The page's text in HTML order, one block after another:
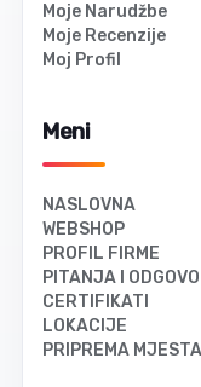
Moje Narudžbe
Moje Recenzije
Moj Profil
Meni
NASLOVNA
WEBSHOP
PROFIL FIRME
PITANJA I
CERTIFIKATI
LOKACIJE
PRIPREMA